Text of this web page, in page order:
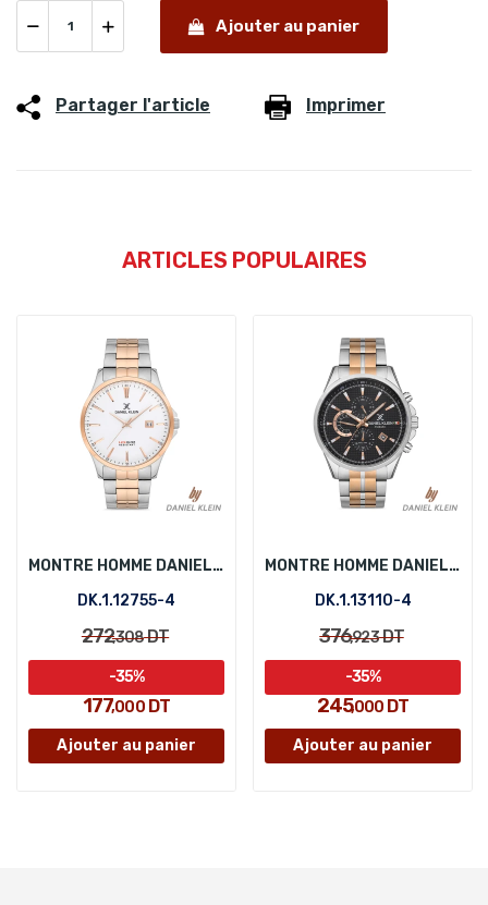
Ajouter au panier
Partager l'article Imprimer
ARTICLES POPULAIRES
MONTRE HOMME DANIEL KLEIN DK.1.12755-4
DK.1.12755-4
272,308DT
177,000DT
-35%
Ajouter au panier
MONTRE HOMME DANIEL KLEIN DK.1.13110-4
DK.1.13110-4
376,923DT
245,000 DT
-35%
Ajouter au panier